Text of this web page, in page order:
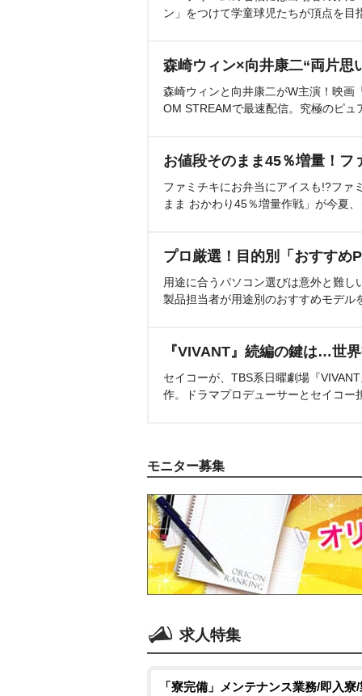
ン」をつけて学童球児たちが頂点を目
森崎ウィン×向井康二“両片思
森崎ウィンと向井康二がW主演！映画
OM STREAMで最速配信。究極のピュ
お値段そのまま45％増量！フ
ファミチキにお弁当にアイスも!?ファ
まま おかわり45％増量作戦」が今夏
プロ厳選！目的別「おすすめ
用途に合うパソコン選びは意外と難
製品担当者が用途別のおすすめモデル
『VIVANT』続編の鍵は…世
セイコーが、TBS系日曜劇場『
作。ドラマプロデューサーとセイコー
モニター募集
求人特集
「寮完備」メンテナンス業務/即入寮